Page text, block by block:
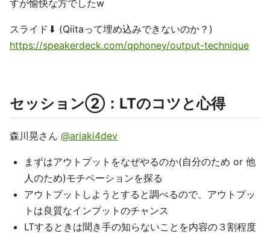
すが愉快な方でしたw
スライド⬇︎ (Qiitaって埋め込みできないのか？)
https://speakerdeck.com/qphoney/output-technique
セッション②：LTのコツと心得
森川晃さん @ariaki4dev
まずはアウトプットをなぜやるのか(自分のため or 他
人のため)モチベーションを探る
アウトプットしようとすると調べるので、アウトプッ
トは良質なインプットのチャンス
LTするときは聞き手の知らないことを内容の３割程度